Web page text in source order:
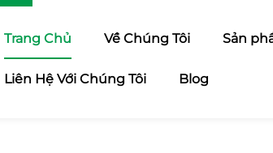
Trang Chủ Về Chúng Tôi Sản
Liên Hệ Với Chúng Tôi Blog